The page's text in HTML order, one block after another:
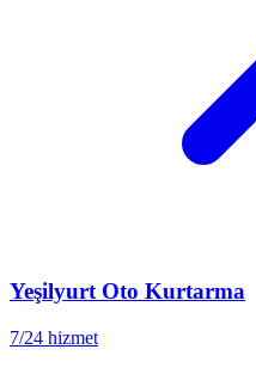
Yeşilyurt Oto Kurtarma
7/24 hizmet